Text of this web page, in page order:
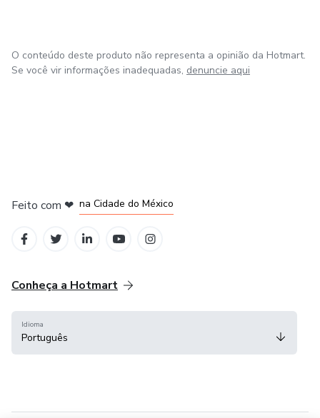
O conteúdo deste produto não representa a opinião da Hotmart.
Se você vir informações inadequadas, denuncie aqui
Feito com ❤ na Cidade do México
Conheça a Hotmart
Idioma
Português